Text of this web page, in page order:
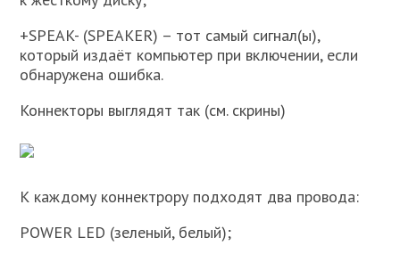
+SPEAK- (SPEAKER) – тот самый сигнал(ы),
который издаёт компьютер при включении, если
обнаружена ошибка.
Коннекторы выглядят так (см. скрины)
К каждому коннектрору подходят два провода:
POWER LED (зеленый, белый);